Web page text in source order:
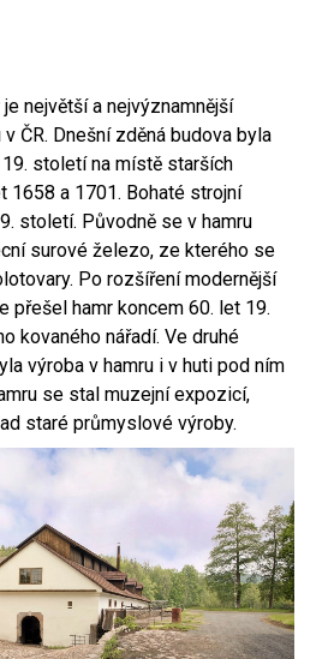
největší a nejvýznamnější
ČR. Dnešní zděná budova byla
století na místě starších
1658 a 1701. Bohaté strojní
století. Původně se v hamru
surové železo, ze kterého se
Po rozšíření modernější
přešel hamr koncem 60. let 19.
kovaného nářadí. Ve druhé
výroba v hamru i v huti pod ním
se stal muzejní expozicí,
staré průmyslové výroby.